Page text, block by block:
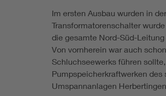
Im ersten Ausbau wurden in
Transformatorenschalter
die gesamte Nord-Süd-
Von vornherein war auch
Schluchseewerks führen
Pumpspeicherkraftwerken
Umspannanlagen